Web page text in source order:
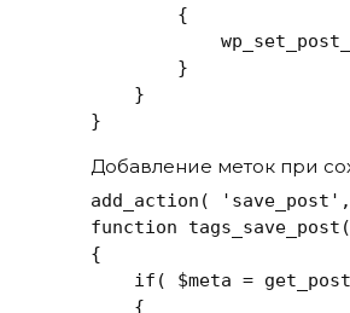
        {
        }
    }
}
Добавление меток при
add_action(
function
{
if( $meta =
    {